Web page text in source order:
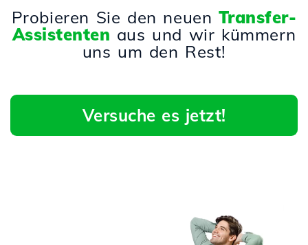
Probieren Sie den neuen Transfer-
Assistenten aus und wir kümmern
uns um den Rest!
Versuche es jetzt!